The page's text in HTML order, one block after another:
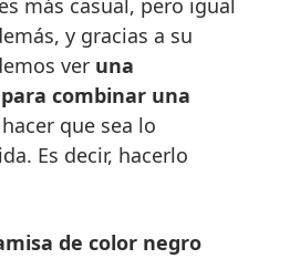
y gracias a su
ver una
combinar una
que sea lo
Es decir, hacerlo
de color negro